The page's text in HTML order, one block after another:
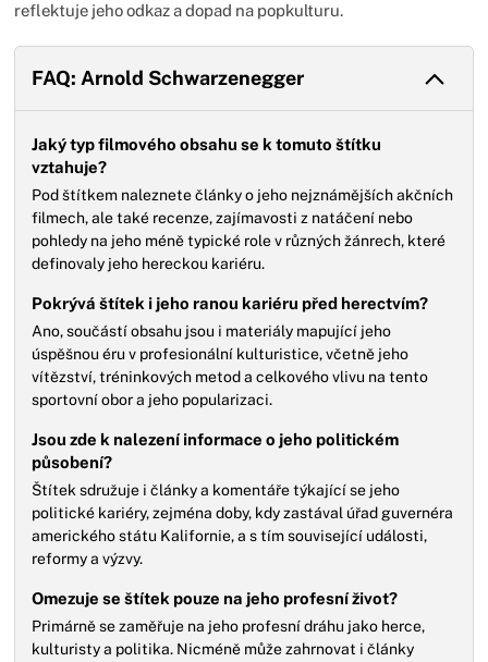
reflektuje jeho odkaz a dopad na popkulturu.
FAQ: Arnold Schwarzenegger
Jaký typ filmového obsahu se k tomuto štítku
vztahuje?
Pod štítkem naleznete články o jeho nejznámějších akčních
filmech, ale také recenze, zajímavosti z natáčení nebo
pohledy na jeho méně typické role v různých žánrech, které
definovaly jeho hereckou kariéru.
Pokrývá štítek i jeho ranou kariéru před herectvím?
Ano, součástí obsahu jsou i materiály mapující jeho
úspěšnou éru v profesionální kulturistice, včetně jeho
vítězství, tréninkových metod a celkového vlivu na tento
sportovní obor a jeho popularizaci.
Jsou zde k nalezení informace o jeho politickém
působení?
Štítek sdružuje i články a komentáře týkající se jeho
politické kariéry, zejména doby, kdy zastával úřad guvernéra
amerického státu Kalifornie, a s tím související události,
reformy a výzvy.
Omezuje se štítek pouze na jeho profesní život?
Primárně se zaměřuje na jeho profesní dráhu jako herce,
kulturisty a politika. Nicméně může zahrnovat i články